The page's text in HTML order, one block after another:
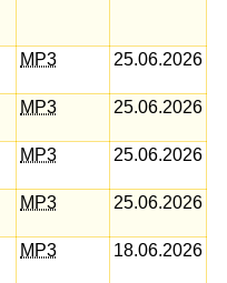
MP3 25.06.2026
MP3 25.06.2026
MP3 25.06.2026
MP3 25.06.2026
MP3 18.06.2026